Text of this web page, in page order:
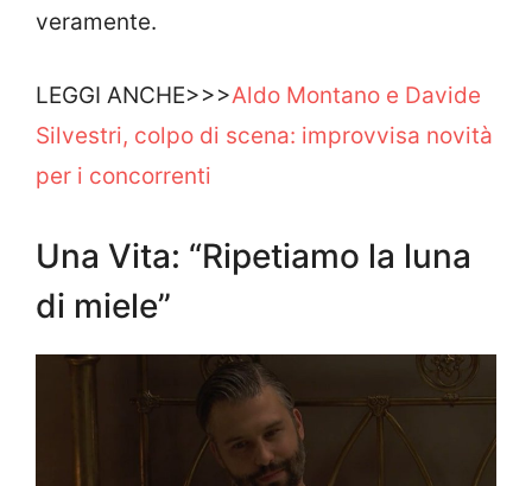
veramente.
LEGGI ANCHE>>>Aldo Montano e Davide
Silvestri, colpo di scena: improvvisa novità
per i concorrenti
Una Vita: “Ripetiamo la luna
di miele”